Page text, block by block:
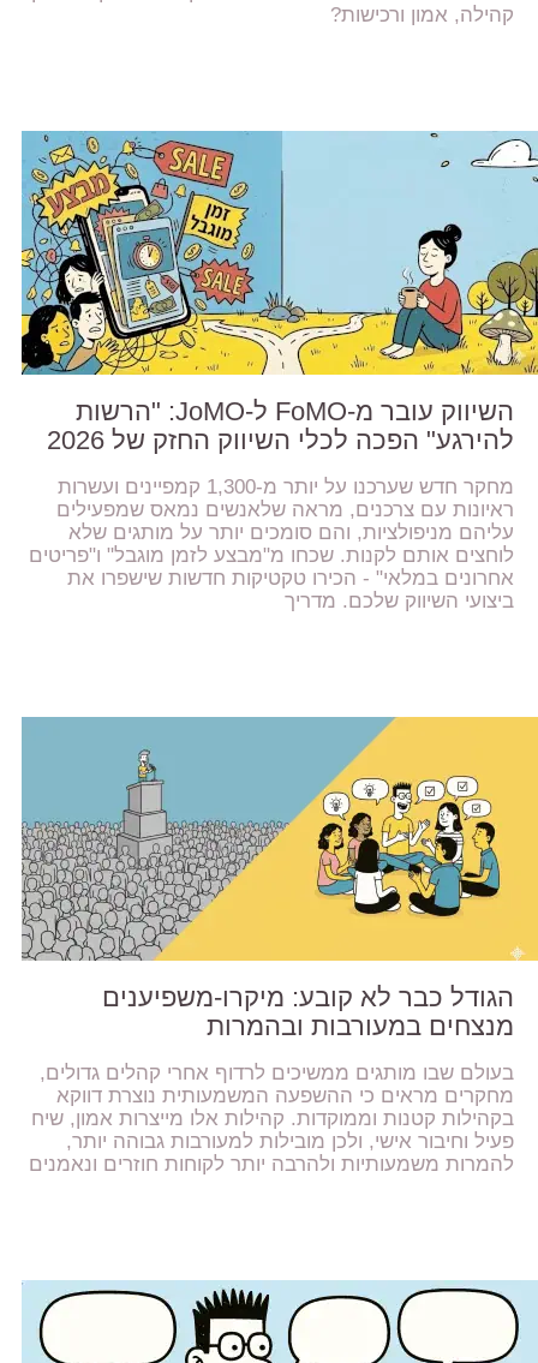
קהילה, אמון ורכישות?
השיווק עובר מ-FoMO ל-JoMO: "הרשות
להירגע" הפכה לכלי השיווק החזק של 2026
מחקר חדש שערכנו על יותר מ-1,300 קמפיינים ועשרות
ראיונות עם צרכנים, מראה שלאנשים נמאס שמפעילים
עליהם מניפולציות, והם סומכים יותר על מותגים שלא
לוחצים אותם לקנות. שכחו מ"מבצע לזמן מוגבל" ו"פריטים
אחרונים במלאי" - הכירו טקטיקות חדשות שישפרו את
ביצועי השיווק שלכם. מדריך
הגודל כבר לא קובע: מיקרו-משפיענים
מנצחים במעורבות ובהמרות
בעולם שבו מותגים ממשיכים לרדוף אחרי קהלים גדולים,
מחקרים מראים כי ההשפעה המשמעותית נוצרת דווקא
בקהילות קטנות וממוקדות. קהילות אלו מייצרות אמון, שיח
פעיל וחיבור אישי, ולכן מובילות למעורבות גבוהה יותר,
להמרות משמעותיות ולהרבה יותר לקוחות חוזרים ונאמנים